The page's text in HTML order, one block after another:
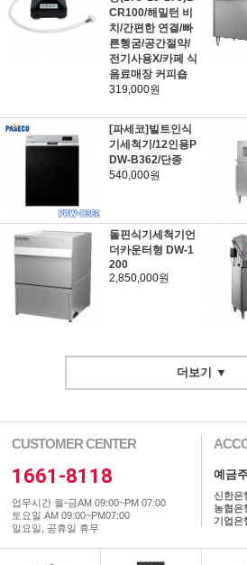
CR100/해밀턴 비
치/간편한 연결/빠
른헹굼/공간절약/
전기사용X/카페 식
음료매장 커피숍
319,000원
[파세코]빌트인식
기세척기/12인용P
DW-B362/단종
540,000원
돌핀식기세척기언
더카운터형 DW-1
200
2,850,000원
더보기 ▼
CUSTOMER CENTER
1661-8118
업무시간 월-금AM 09:00~PM 07:00
토요일 AM 09:00~PM07:00
일요일, 공휴일 휴무
예금
신한은
농협은
기업은